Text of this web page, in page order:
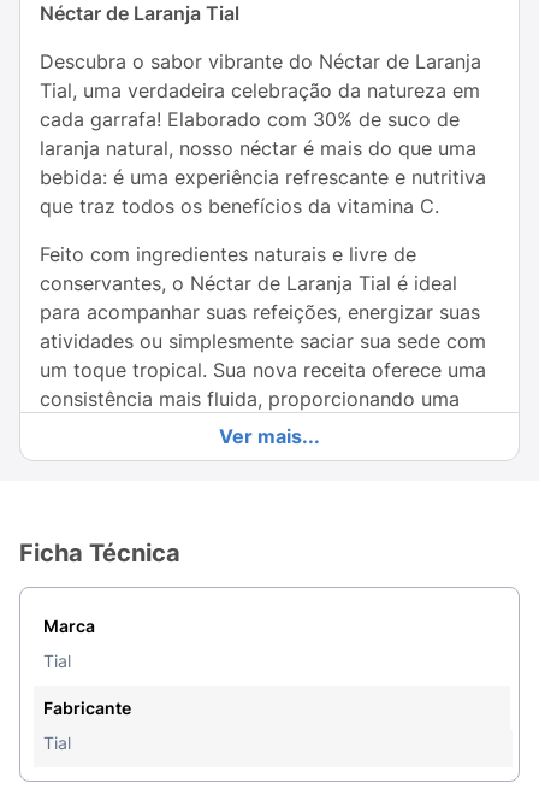
Néctar de Laranja Tial
Descubra o sabor vibrante do Néctar de Laranja
Tial, uma verdadeira celebração da natureza em
cada garrafa! Elaborado com 30% de suco de
laranja natural, nosso néctar é mais do que uma
bebida: é uma experiência refrescante e nutritiva
que traz todos os benefícios da vitamina C.
Feito com ingredientes naturais e livre de
conservantes, o Néctar de Laranja Tial é ideal
para acompanhar suas refeições, energizar suas
atividades ou simplesmente saciar sua sede com
um toque tropical. Sua nova receita oferece uma
consistência mais fluida, proporcionando uma
degustação ainda mais leve e saborosa.
tarde ou em momentos de lazer, o Néctar de
Laranja Tial é a escolha inteligente para quem
valoriza saúde e sabor. Experimente e deixe-se
levar pelo prazer de um néctar feito com carinho
Ver mais...
Ficha Técnica
Marca
Tial
Fabricante
Tial